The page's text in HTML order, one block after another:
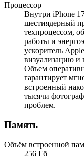
Процессор
Внутри iPhone
шестиядерный
техпроцессом,
работы и
ускоритель
визуализацию
Объем
гарантирует
встроенный
тысячи
проблем.
Память
Объём встроенной
256 Гб